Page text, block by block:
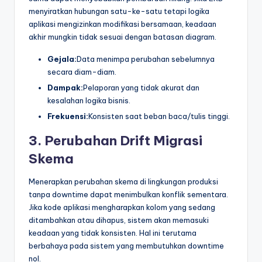
menyiratkan hubungan satu-ke-satu tetapi logika
aplikasi mengizinkan modifikasi bersamaan, keadaan
akhir mungkin tidak sesuai dengan batasan diagram.
Gejala:Data menimpa perubahan sebelumnya
secara diam-diam.
Dampak:Pelaporan yang tidak akurat dan
kesalahan logika bisnis.
Frekuensi:Konsisten saat beban baca/tulis tinggi.
3. Perubahan Drift Migrasi
Skema
Menerapkan perubahan skema di lingkungan produksi
tanpa downtime dapat menimbulkan konflik sementara.
Jika kode aplikasi mengharapkan kolom yang sedang
ditambahkan atau dihapus, sistem akan memasuki
keadaan yang tidak konsisten. Hal ini terutama
berbahaya pada sistem yang membutuhkan downtime
nol.